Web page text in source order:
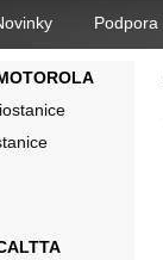
Podpora